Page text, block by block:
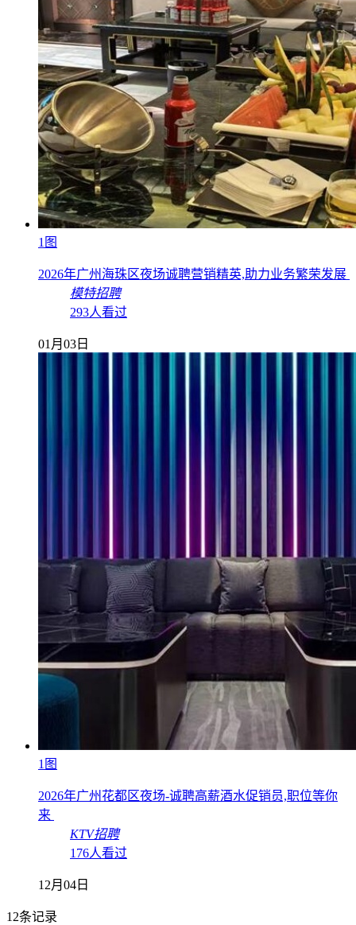
1图
2026年广州海珠区夜场诚聘营销精英,助力业务繁荣发展
模特招聘
293人看过
01月03日
1图
2026年广州花都区夜场-诚聘高薪酒水促销员,职位等你
来
KTV招聘
176人看过
12月04日
12条记录